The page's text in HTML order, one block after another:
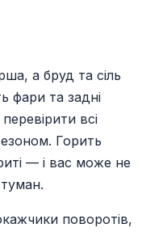
а бруд та сіль
фари та задні
всі
Горить
— і вас може не
поворотів,